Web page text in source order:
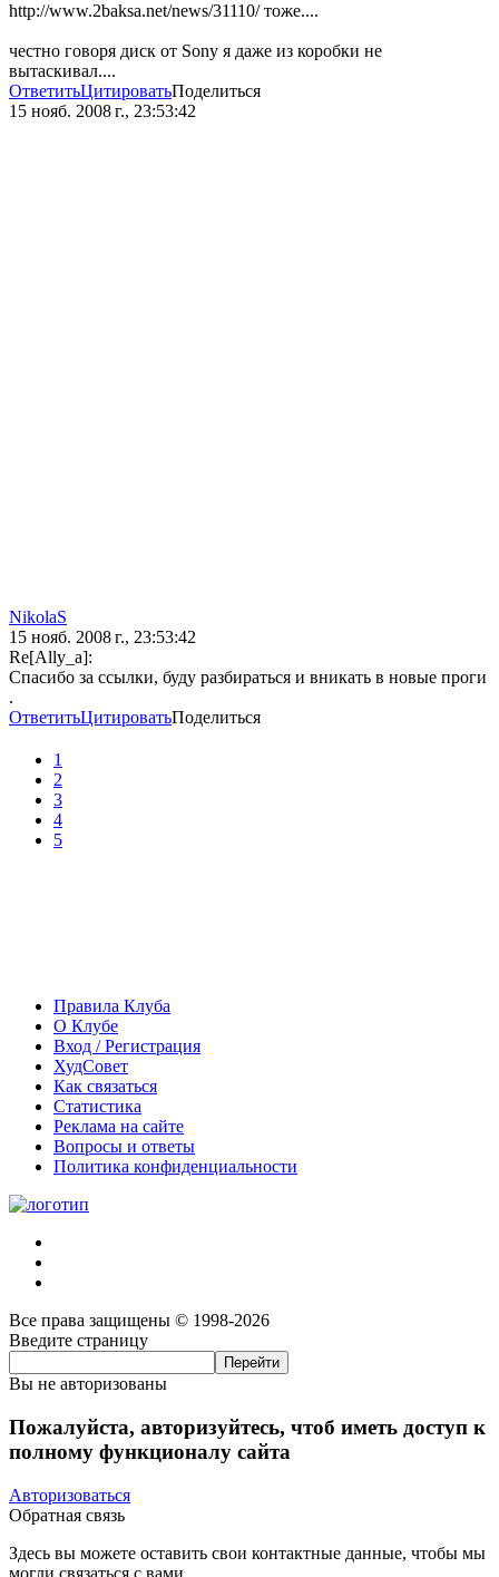
http://www.2baksa.net/news/31110/ тоже....
честно говоря диск от Sony я даже из коробки не
вытаскивал....
ОтветитьЦитироватьПоделиться
15 нояб. 2008 г., 23:53:42
NikolaS
15 нояб. 2008 г., 23:53:42
Re[Ally_a]:
Спасибо за ссылки, буду разбираться и вникать в новые проги
.
ОтветитьЦитироватьПоделиться
1
2
3
4
5
Правила Клуба
О Клубе
Вход / Регистрация
ХудСовет
Как связаться
Статистика
Реклама на сайте
Вопросы и ответы
Политика конфиденциальности
Все права защищены © 1998-2026
Введите страницу
Вы не авторизованы
Пожалуйста, авторизуйтесь, чтоб иметь доступ к
полному функционалу сайта
Авторизоваться
Обратная связь
Здесь вы можете оставить свои контактные данные, чтобы мы
могли связаться с вами.